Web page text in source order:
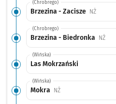
(Chrobrego)
Brzezina - Zacisze NŻ
(Chrobrego)
Brzezina - Biedronka NŻ
(Wińska)
Las Mokrzański
(Wińska)
Mokra NŻPrzystanek na